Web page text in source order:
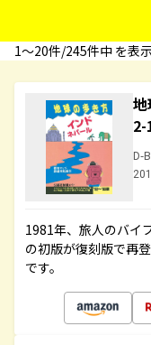
1〜20件/245件中 を表
2-
D-
1981年、旅人のバイ
の初版が復刻版で再
です。